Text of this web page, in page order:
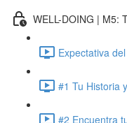
WELL-DOING | M5:
Expectativa
#1 Tu Historia
#2 Encuentra